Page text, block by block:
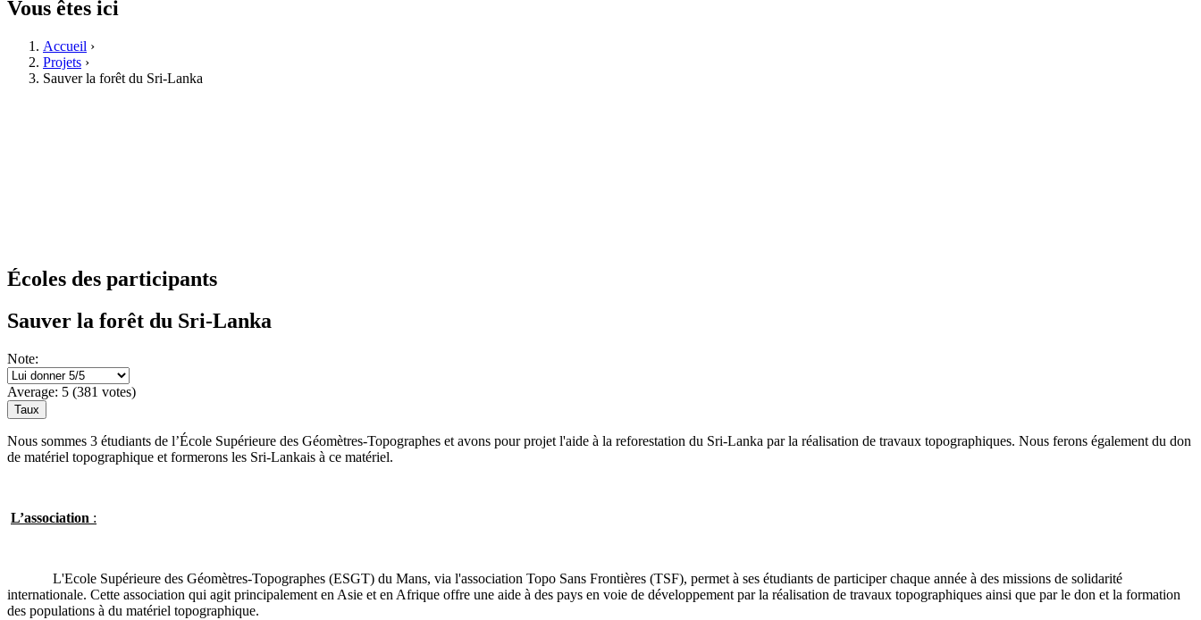
Vous êtes ici
Accueil ›
Projets ›
Sauver la forêt du Sri-Lanka
Écoles des participants
Sauver la forêt du Sri-Lanka
Note:
Average: 5 (381 votes)
Nous sommes 3 étudiants de l’École Supérieure des Géomètres-Topographes et avons pour projet l'aide à la reforestation du Sri-Lanka par la réalisation de travaux topographiques. Nous ferons également du don
de matériel topographique et formerons les Sri-Lankais à ce matériel.
L’association :
L'Ecole Supérieure des Géomètres-Topographes (ESGT) du Mans, via l'association Topo Sans Frontières (TSF), permet à ses étudiants de participer chaque année à des missions de solidarité
internationale. Cette association qui agit principalement en Asie et en Afrique offre une aide à des pays en voie de développement par la réalisation de travaux topographiques ainsi que par le don et la formation
des populations à du matériel topographique.